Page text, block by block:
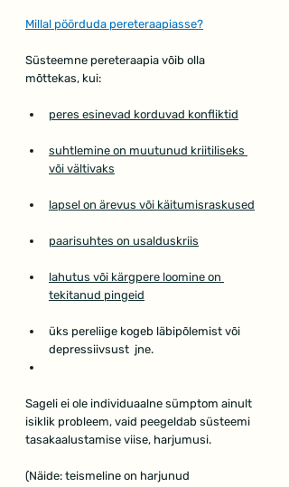
Millal pöörduda pereteraapiasse?
Süsteemne pereteraapia võib olla
mõttekas, kui:
peres esinevad korduvad konfliktid
suhtlemine on muutunud kriitiliseks
või vältivaks
lapsel on ärevus või käitumisraskused
paarisuhtes on usalduskriis
lahutus või kärgpere loomine on
tekitanud pingeid
üks pereliige kogeb läbipõlemist või
depressiivsust  jne.
Sageli ei ole individuaalne sümptom ainult
isiklik probleem, vaid peegeldab süsteemi
tasakaalustamise viise, harjumusi.
(Näide: teismeline on harjunud